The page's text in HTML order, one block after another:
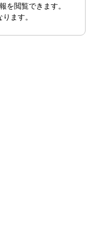
を閲覧できます。
ます。